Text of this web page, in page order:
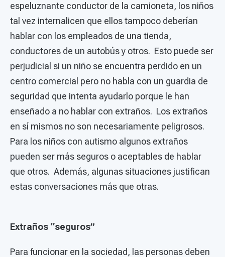
espeluznante conductor de la camioneta, los niños
tal vez internalicen que ellos tampoco deberían
hablar con los empleados de una tienda,
conductores de un autobús y otros. Esto puede ser
perjudicial si un niño se encuentra perdido en un
centro comercial pero no habla con un guardia de
seguridad que intenta ayudarlo porque le han
enseñado a no hablar con extraños. Los extraños
en sí mismos no son necesariamente peligrosos.
Para los niños con autismo algunos extraños
pueden ser más seguros o aceptables de hablar
que otros. Además, algunas situaciones justifican
estas conversaciones más que otras.
Extraños “seguros”
Para funcionar en la sociedad, las personas deben